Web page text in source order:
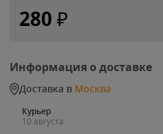
280 ₽
Информация о доставке
Доставка в Москва
Курьер
10 августа